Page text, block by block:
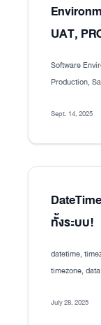
UAT,
Software
Production,
Sept. 14, 2025
ทั้งระบบ!
datetime,
timezone,
July 28, 2025